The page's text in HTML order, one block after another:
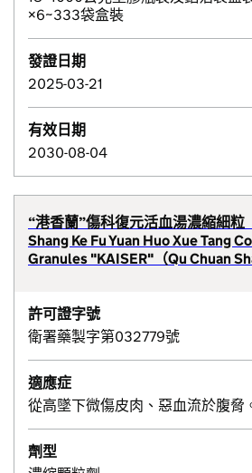
×6~333袋盒裝
發證日期
2025-03-21
有效日期
2030-08-04
“港香蘭”傷科復元活血湯濃縮細粒
Shang Ke Fu Yuan Huo Xue Tang
Granules "KAISER"（Qu Chuan
許可證字號
衛署藥製字第032779號
適應症
從高墜下微傷皮肉、惡血流於腹脅
劑型